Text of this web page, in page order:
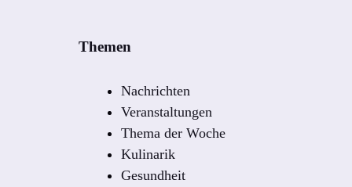
Themen
Nachrichten
Veranstaltungen
Thema der Woche
Kulinarik
Gesundheit